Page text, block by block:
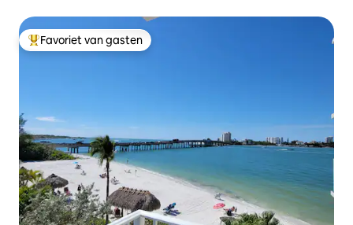
Topfavoriet van gasten
Favoriet van gasten